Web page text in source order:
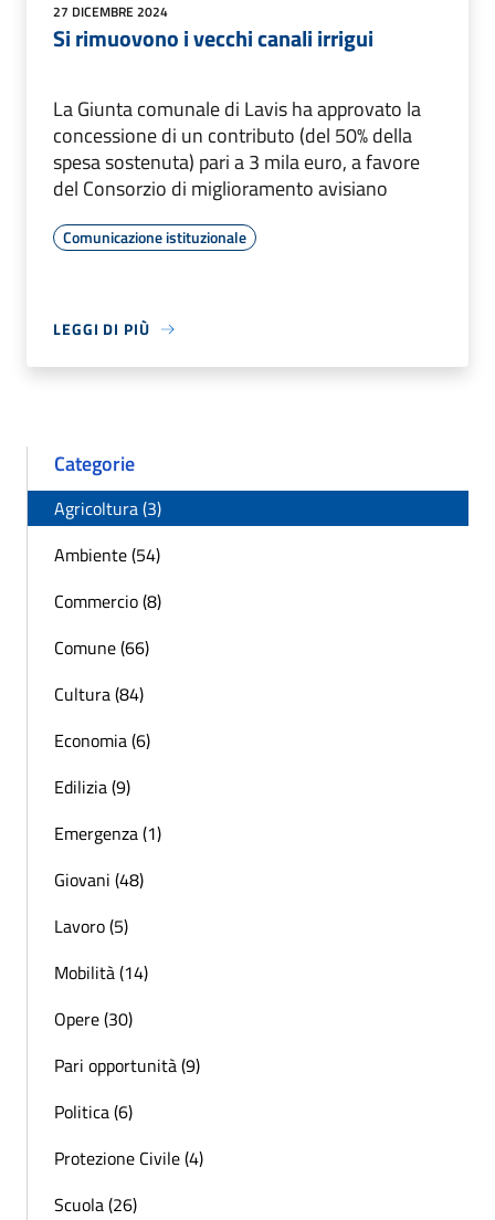
27 DICEMBRE 2024
Si rimuovono i vecchi canali irrigui
La Giunta comunale di Lavis ha approvato la
concessione di un contributo (del 50% della
spesa sostenuta) pari a 3 mila euro, a favore
del Consorzio di miglioramento avisiano
Comunicazione istituzionale
LEGGI DI PIÙ
Categorie
Agricoltura (3)
Ambiente (54)
Commercio (8)
Comune (66)
Cultura (84)
Economia (6)
Edilizia (9)
Emergenza (1)
Giovani (48)
Lavoro (5)
Mobilità (14)
Opere (30)
Pari opportunità (9)
Politica (6)
Protezione Civile (4)
Scuola (26)